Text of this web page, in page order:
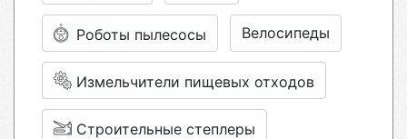
Роботы пылесосы Велосипеды
Измельчители пищевых отходов
Строительные степлеры